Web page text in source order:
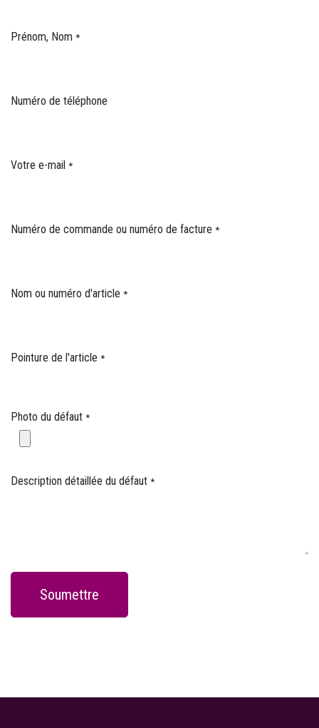
Prénom, Nom *
Numéro de téléphone
Votre e-mail *
Numéro de commande ou numéro de facture *
Nom ou numéro d'article *
Pointure de l'article *
Photo du défaut *
Description détaillée du défaut *
Soumettre